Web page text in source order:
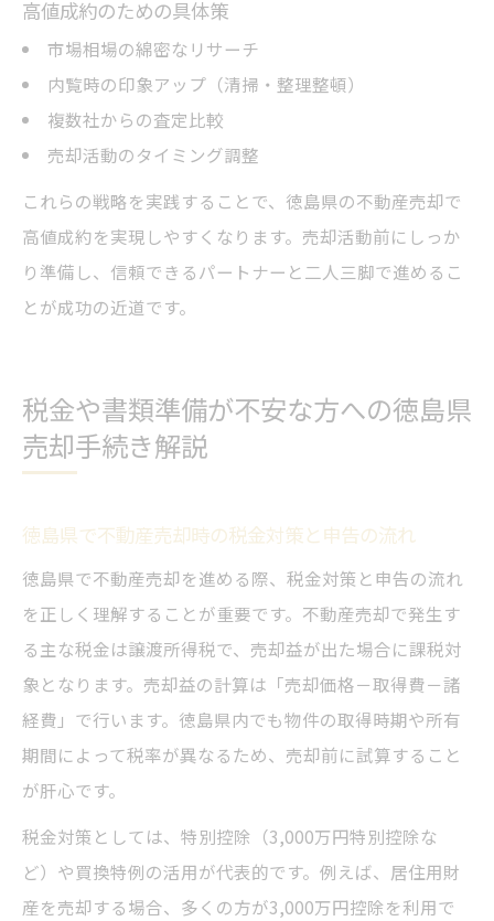
高値成約のための具体策
市場相場の綿密なリサーチ
内覧時の印象アップ（清掃・整理整頓）
複数社からの査定比較
売却活動のタイミング調整
これらの戦略を実践することで、徳島県の不動産売却で
高値成約を実現しやすくなります。売却活動前にしっか
り準備し、信頼できるパートナーと二人三脚で進めるこ
とが成功の近道です。
税金や書類準備が不安な方への徳島県
売却手続き解説
徳島県で不動産売却時の税金対策と申告の流れ
徳島県で不動産売却を進める際、税金対策と申告の流れ
を正しく理解することが重要です。不動産売却で発生す
る主な税金は譲渡所得税で、売却益が出た場合に課税対
象となります。売却益の計算は「売却価格－取得費－諸
経費」で行います。徳島県内でも物件の取得時期や所有
期間によって税率が異なるため、売却前に試算すること
が肝心です。
税金対策としては、特別控除（3,000万円特別控除な
ど）や買換特例の活用が代表的です。例えば、居住用財
産を売却する場合、多くの方が3,000万円控除を利用で